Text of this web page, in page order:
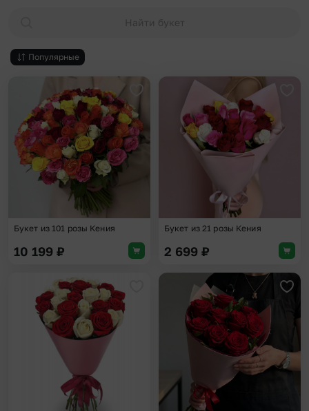
Найти букет
Популярные
Добавить в избранное
Букет из 101 розы Кения
10 199 ₽
Букет из 21 розы Кения
2 699 ₽
Добавить в избранное